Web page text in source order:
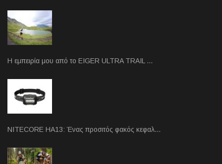
Η εμπειρία μου από το EIGER ULTRA TRAIL …
NITECORE HA13: Ένας προσιτός φακός κεφαλ…